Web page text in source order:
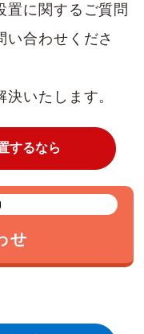
置に関するご質問
い合わせくださ
いたします。
するなら
せ